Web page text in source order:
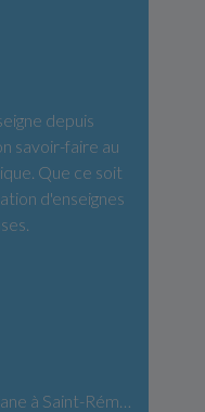
depuis
savoir-faire au
Que ce soit
d'enseignes